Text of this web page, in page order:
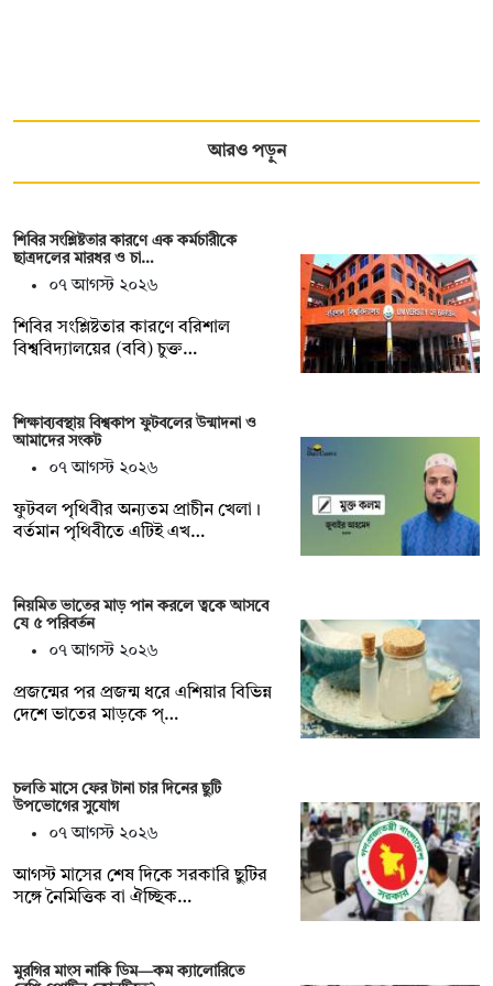
আরও পড়ুন
শিবির সংশ্লিষ্টতার কারণে এক কর্মচারীকে
ছাত্রদলের মারধর ও চা…
০৭ আগস্ট ২০২৬
শিবির সংশ্লিষ্টতার কারণে বরিশাল
বিশ্ববিদ্যালয়ের (ববি) চুক্ত…
শিক্ষাব্যবস্থায় বিশ্বকাপ ফুটবলের উন্মাদনা ও
আমাদের সংকট
০৭ আগস্ট ২০২৬
ফুটবল পৃথিবীর অন্যতম প্রাচীন খেলা।
বর্তমান পৃথিবীতে এটিই এখ…
নিয়মিত ভাতের মাড় পান করলে ত্বকে আসবে
যে ৫ পরিবর্তন
০৭ আগস্ট ২০২৬
প্রজন্মের পর প্রজন্ম ধরে এশিয়ার বিভিন্ন
দেশে ভাতের মাড়কে প্…
চলতি মাসে ফের টানা চার দিনের ছুটি
উপভোগের সুযোগ
০৭ আগস্ট ২০২৬
আগস্ট মাসের শেষ দিকে সরকারি ছুটির
সঙ্গে নৈমিত্তিক বা ঐচ্ছিক…
মুরগির মাংস নাকি ডিম—কম ক্যালোরিতে